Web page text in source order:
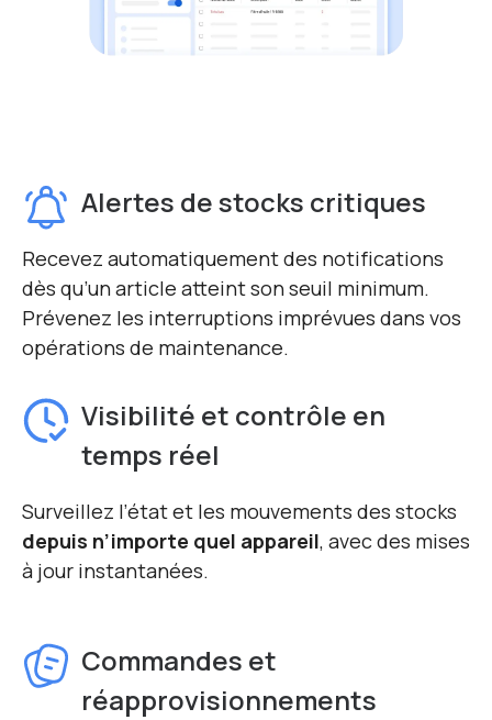
Alertes de stocks critiques
Recevez automatiquement des notifications
dès qu’un article atteint son seuil minimum.
Prévenez les interruptions imprévues dans vos
opérations de maintenance.
Visibilité et contrôle en
temps réel
Surveillez l’état et les mouvements des stocks
depuis n’importe quel appareil, avec des mises
à jour instantanées.
Commandes et
réapprovisionnements